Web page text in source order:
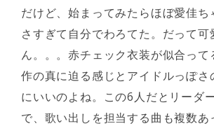
だけど、始まってみたらほぼ愛佳ち
さすぎて自分でわろてた。だって可
ん。。。赤チェック衣装が似合って
作の真に迫る感じとアイドルっぽさ
にいいのよね。この6人だとリーダ
で、歌い出しを担当する曲も複数あ